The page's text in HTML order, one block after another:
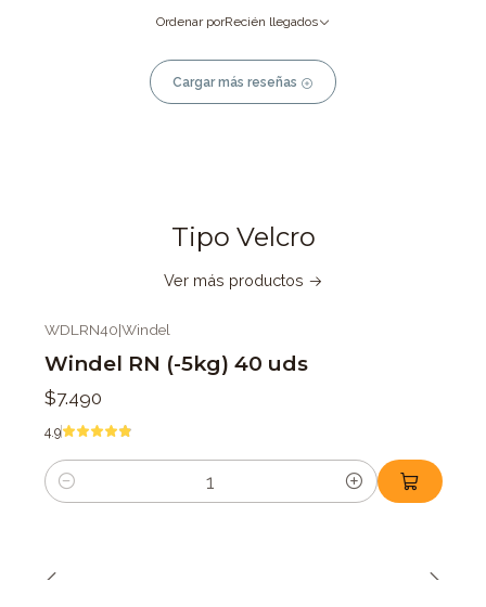
Ordenar porRecién llegados
Cargar más reseñas
Tipo Velcro
Ver más productos
WDLRN40|Windel
Windel RN (-5kg) 40 uds
$7.490
4.9
Cantidad